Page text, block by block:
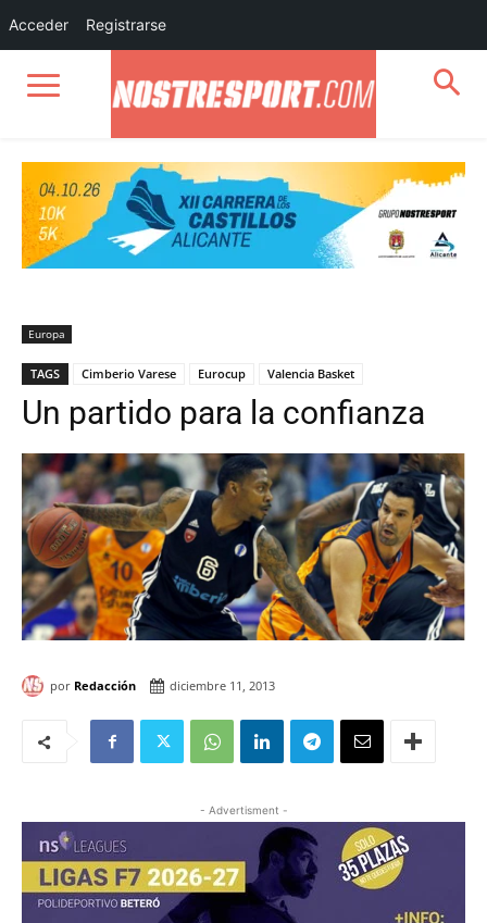
Europa
TAGS Cimberio Varese Eurocup Valencia Basket
Un partido para la confianza
por Redacción diciembre 11, 2013
- Advertisment -
Acceder Registrarse